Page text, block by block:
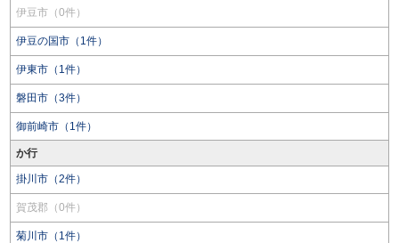
伊豆市（0件）
伊豆の国市（1件）
伊東市（1件）
磐田市（3件）
御前崎市（1件）
か行
掛川市（2件）
賀茂郡（0件）
菊川市（1件）